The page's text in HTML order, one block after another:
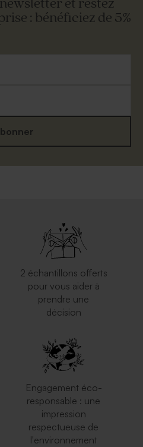
et restez
: bénéficiez de 5%
2 échantillons offerts
pour vous aider à
prendre une
décision
Engagement éco-
responsable : une
impression
respectueuse de
l'environnement